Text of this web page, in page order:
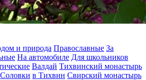
и природа Православные За
На автомобиле Для школьников
Валдай Тихвинский монастырь
Соловки в Тихвин Свирский монастырь